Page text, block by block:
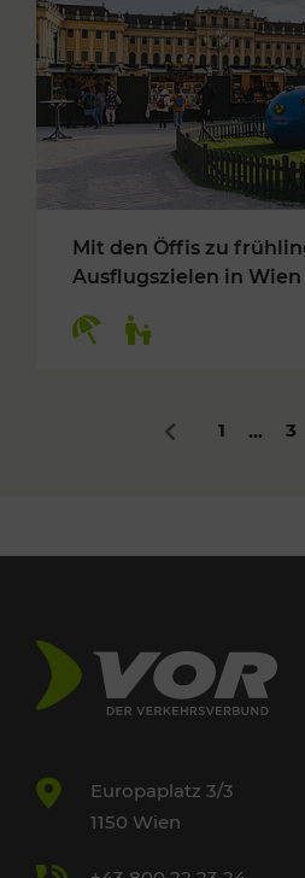
Mit den Öffis zu
Ausflugszielen in Wien
Zurück
1 ... 3
Europaplatz 3/3
1150 Wien